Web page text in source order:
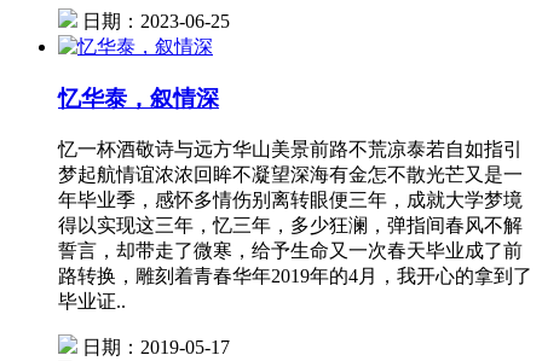
日期：2023-06-25
忆华泰，叙情深
忆一杯酒敬诗与远方华山美景前路不荒凉泰若自如指引
梦起航情谊浓浓回眸不凝望深海有金怎不散光芒又是一
年毕业季，感怀多情伤别离转眼便三年，成就大学梦境
得以实现这三年，忆三年，多少狂澜，弹指间春风不解
誓言，却带走了微寒，给予生命又一次春天毕业成了前
路转换，雕刻着青春华年2019年的4月，我开心的拿到了
毕业证..
日期：2019-05-17